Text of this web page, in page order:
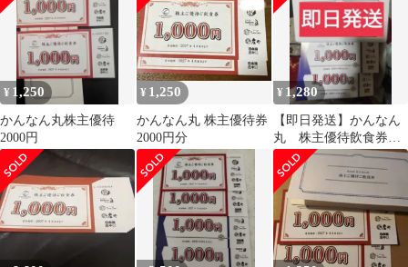
¥ 1,250
かんなん丸株主優待
2000円
¥ 1,250
かんなん丸 株主優待券
2000円分
¥ 1,280
【即日発送】かんなん
丸 株主優待飲食券
（1,000円分×2枚）